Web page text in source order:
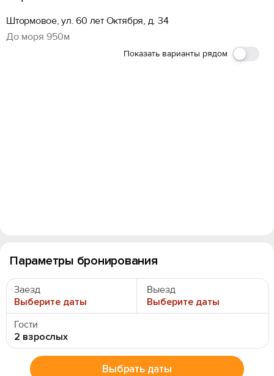
Параметры бронирования
Заезд
Выберите даты
Выезд
Выберите даты
Гости
2 взрослых
Выбрать даты
Штормовое, ул. 60 лет Октября, д. 34
До моря 950м
Показать варианты рядом